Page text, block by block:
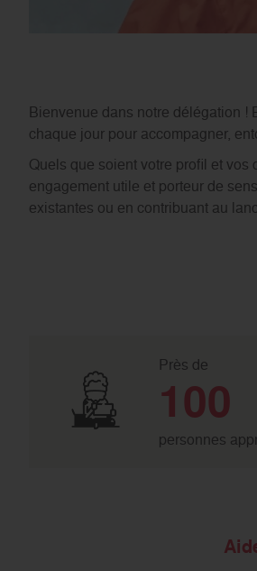
Bienvenue dans notre délégation !
chaque jour pour accompagner,
Quels que soient votre profil et
engagement utile et porteur de
existantes ou en contribuant au
Près de
100
personnes